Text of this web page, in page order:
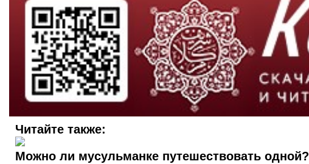
Читайте также:
Можно ли мусульманке путешествовать одной?